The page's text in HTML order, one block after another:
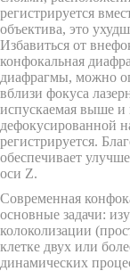
регистрируется
объектива, это
Избавиться от
конфокальная
диафрагмы, можно
вблизи фокуса
испускаемая выше и
дефокусированной
регистрируется.
обеспечивает
оси Z.
Современная
основные задачи:
колоколизации
клетке двух или
динамических